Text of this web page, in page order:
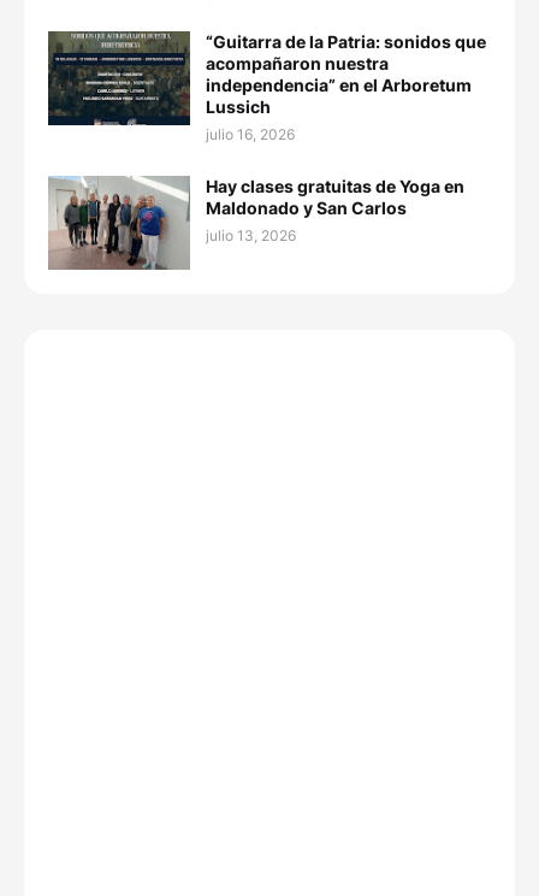
“Guitarra de la Patria: sonidos que
acompañaron nuestra
independencia” en el Arboretum
Lussich
julio 16, 2026
Hay clases gratuitas de Yoga en
Maldonado y San Carlos
julio 13, 2026